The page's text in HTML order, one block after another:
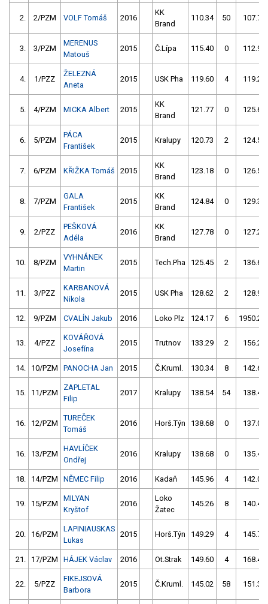
2. 2/PZM VOLF Tomáš 2016
KK
Brand
110.34 50 107.75
3. 3/PZM
MERENUS
Matouš
2015 Č.Lípa 115.40 0 112.92
4. 1/PZZ
ŽELEZNÁ
Aneta
2015 USK Pha 119.60 4 119.27
5. 4/PZM MICKA Albert 2015
KK
Brand
121.77 0 125.64
6. 5/PZM
PÁCA
František
2015 Kralupy 120.73 2 124.56
7. 6/PZM KŘIŽKA Tomáš 2015
KK
Brand
123.18 0 126.53
8. 7/PZM
GALA
František
2015
KK
Brand
124.84 0 129.35
9. 2/PZZ
PEŠKOVÁ
Adéla
2016
KK
Brand
127.78 0 127.29
10. 8/PZM
VYHNÁNEK
Martin
2015 Tech.Pha 125.45 2 136.65
11. 3/PZZ
KARBANOVÁ
Nikola
2015 USK Pha 128.62 2 128.94
12. 9/PZM CVALÍN Jakub 2016 Loko Plz 124.17 6 1950.27
13. 4/PZZ
KOVÁŘOVÁ
Josefína
2015 Trutnov 133.29 2 156.28
14. 10/PZM PANOCHA Jan 2015 Č.Kruml. 130.34 8 142.63
15. 11/PZM
ZAPLETAL
Filip
2017 Kralupy 138.54 54 138.44
16. 12/PZM
TUREČEK
Tomáš
2016 Horš.Týn 138.68 0 137.05
16. 13/PZM
HAVLÍČEK
Ondřej
2016 Kralupy 138.68 0 135.45
18. 14/PZM NĚMEC Filip 2016 Kadaň 145.96 4 142.05
19. 15/PZM
MILYAN
Kryštof
2016
Loko
Žatec
145.26 8 140.44
20. 16/PZM
LAPINIAUSKAS
Lukas
2015 Horš.Týn 149.29 4 145.78
21. 17/PZM HÁJEK Václav 2016 Ot.Strak 149.60 4 168.42
22. 5/PZZ
FIKEJSOVÁ
Barbora
2015 Č.Kruml. 145.02 58 151.38